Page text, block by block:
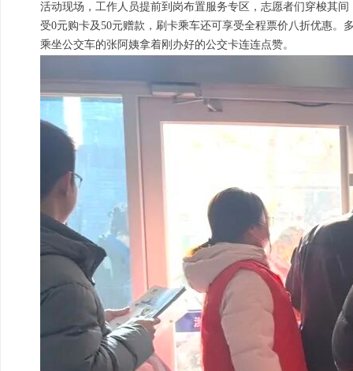
活动现场，工作人员提前到岗布置服务专区，志愿者们穿梭其
受0元购卡及50元赠款，刷卡乘车还可享受全程票价八折优惠。
乘坐公交车的张阿姨拿着刚办好的公交卡连连点赞。